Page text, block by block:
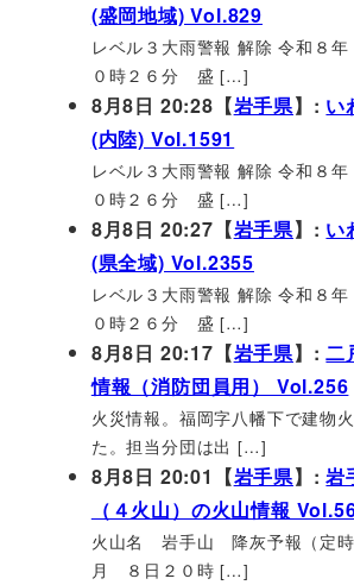
(盛岡地域) Vol.829
レベル３大雨警報 解除 令和８
０時２６分 盛 […]
8月8日 20:28【岩手県】: い
(内陸) Vol.1591
レベル３大雨警報 解除 令和８
０時２６分 盛 […]
8月8日 20:27【岩手県】: い
(県全域) Vol.2355
レベル３大雨警報 解除 令和８
０時２６分 盛 […]
8月8日 20:17【岩手県】:二
情報（消防団員用） Vol.256
火災情報。福岡字八幡下で建物
た。担当分団は出 […]
8月8日 20:01【岩手県】:岩
（４火山）の火山情報
火山名 岩手山 降灰予報（定
月 ８日２０時 […]